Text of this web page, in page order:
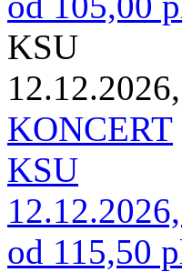
KSU
KONCERT
KSU
od 115,50